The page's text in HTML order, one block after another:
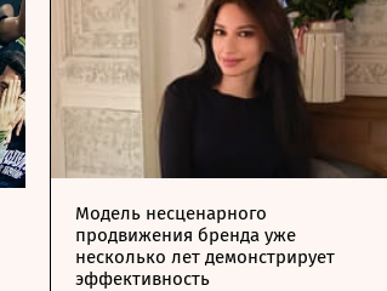
Модель несценарного
продвижения бренда уже
несколько лет демонстрирует
эффективность